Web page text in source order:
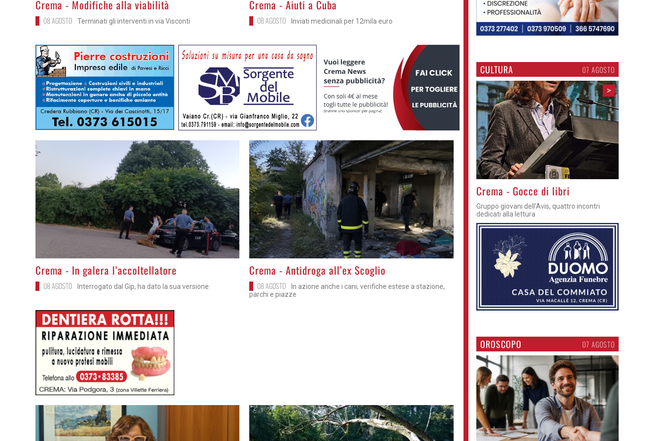
Crema - Modifiche alla viabilità
08 AGOSTO Terminati gli interventi in via Visconti
Crema - Aiuti a Cuba
08 AGOSTO Inviati medicinali per 12mila euro
>
Crema - In galera l’accoltellatore
08 AGOSTO Interrogato dal Gip, ha dato la sua versione
>
Crema - Antidroga all’ex Scoglio
08 AGOSTO
In azione anche i cani, verifiche estese a stazione,
parchi e piazze
CULTURA 07 AGOSTO
>
Crema - Gocce di libri
Gruppo giovani dell'Avis, quattro incontri
dedicati alla lettura
OROSCOPO 07 AGOSTO